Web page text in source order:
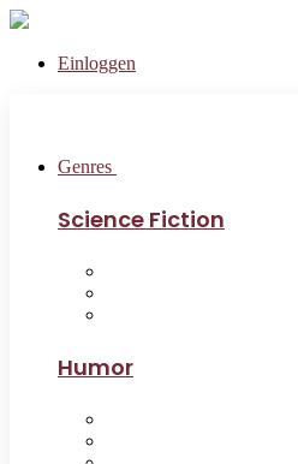
Einloggen
Genres
Science Fiction
Humor